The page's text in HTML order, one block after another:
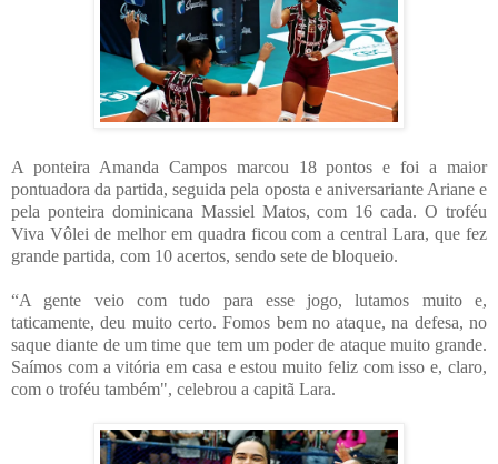
A ponteira Amanda Campos marcou 18 pontos e foi a maior
pontuadora da partida, seguida pela oposta e aniversariante Ariane e
pela ponteira dominicana Massiel Matos, com 16 cada. O troféu
Viva Vôlei de melhor em quadra ficou com a central Lara, que fez
grande partida, com 10 acertos, sendo sete de bloqueio.
“A gente veio com tudo para esse jogo, lutamos muito e,
taticamente, deu muito certo. Fomos bem no ataque, na defesa, no
saque diante de um time que tem um poder de ataque muito grande.
Saímos com a vitória em casa e estou muito feliz com isso e, claro,
com o troféu também", celebrou a capitã Lara.